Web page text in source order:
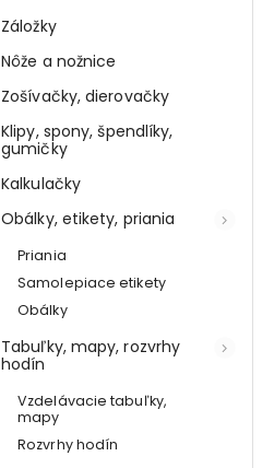
Záložky
Nôže a nožnice
Zošívačky, dierovačky
Klipy, spony, špendlíky,
gumičky
Kalkulačky
Obálky, etikety, priania
Priania
Samolepiace etikety
Obálky
Tabuľky, mapy, rozvrhy
hodín
Vzdelávacie tabuľky,
mapy
Rozvrhy hodín
aj kancelárie